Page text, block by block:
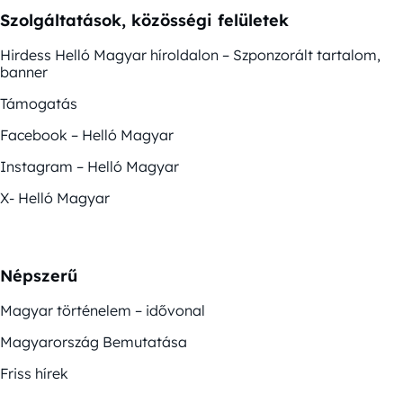
Szolgáltatások, közösségi felületek
Hirdess Helló Magyar híroldalon – Szponzorált tartalom,
banner
Támogatás
Facebook – Helló Magyar
Instagram – Helló Magyar
X- Helló Magyar
Népszerű
Magyar történelem – idővonal
Magyarország Bemutatása
Friss hírek